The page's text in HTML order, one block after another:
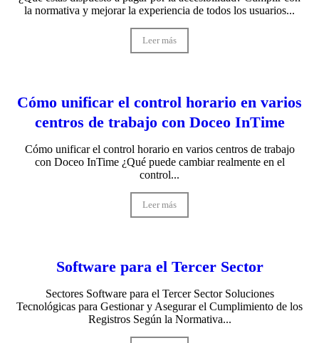
la normativa y mejorar la experiencia de todos los usuarios...
Leer más
Cómo unificar el control horario en varios
centros de trabajo con Doceo InTime
Cómo unificar el control horario en varios centros de trabajo
con Doceo InTime ¿Qué puede cambiar realmente en el
control...
Leer más
Software para el Tercer Sector
Sectores Software para el Tercer Sector Soluciones
Tecnológicas para Gestionar y Asegurar el Cumplimiento de los
Registros Según la Normativa...